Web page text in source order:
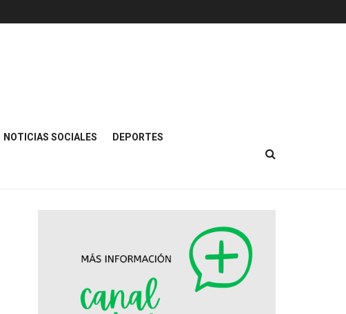
NOTICIAS SOCIALES DEPORTES